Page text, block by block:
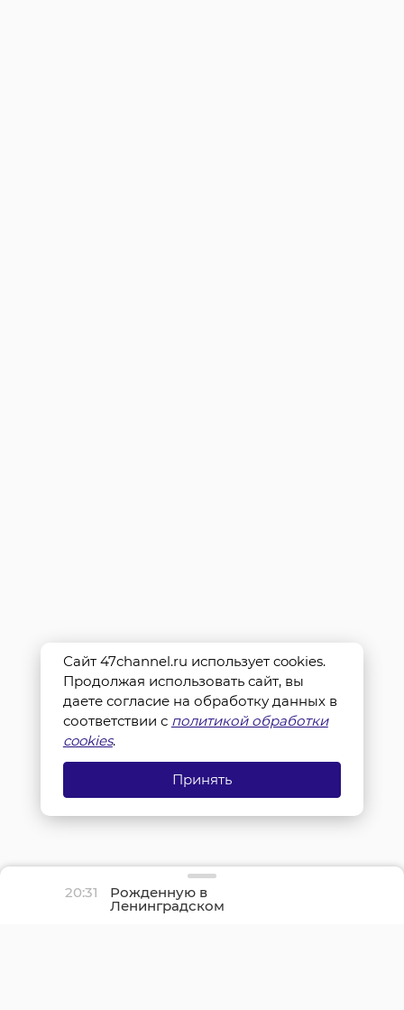
20:31 Рожденную в
Ленинградском
перинатальном центре
Сайт 47channel.ru использует cookies.
Продолжая использовать сайт, вы
даете согласие на обработку данных в
соответствии с политикой обработки
cookies.
Принять